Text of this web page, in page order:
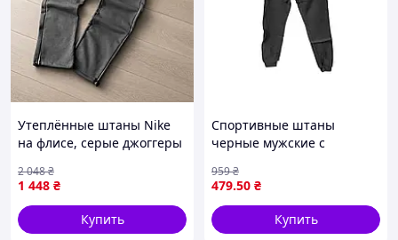
Утеплённые штаны Nike
на флисе, серые джоггеры
спортивные штаны для
мужчин
1 448 ₴
2 048₴
Купить
Спортивные штаны
черные мужские с
отдыха и тренировок
размер 62 ТМ CANDY
479.50 ₴
959₴
Купить